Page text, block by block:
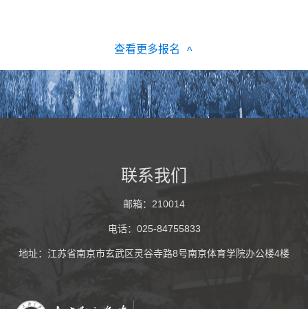
查看更多报名 ^
联系我们
邮箱：210014
电话：025-84755833
地址：江苏省南京市玄武区灵谷寺路8号南京体育学院办公楼4楼